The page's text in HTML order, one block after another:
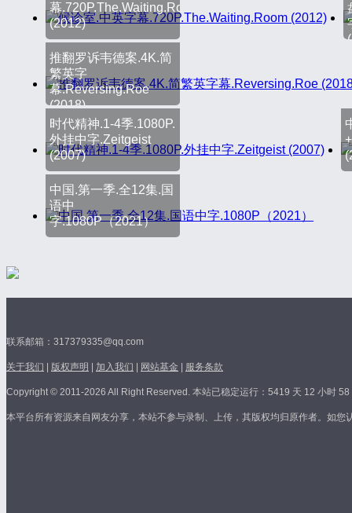
幕.720P.The.Waiting.Room
(2012)
(
推翻罗诉韦德案.4K.简
繁英字
幕.Reversing.Roe
(2018)
时代精神.1-4季.1080P.
外挂中字.Zeitgeist
(2007)
中国.第一季.全12集.国
语中
字.1080P（2021）
联系邮箱：317379335@qq.com
关于我们 版权声明 加入我们 网站基金 服务条款
Copyright © 2011-2026 All Right Reserved. 本站已稳定运行：5419 天 12 小时 58
本平台所有资源来自网友分享，本站不参与录制、上传，其版权均归原作者。如